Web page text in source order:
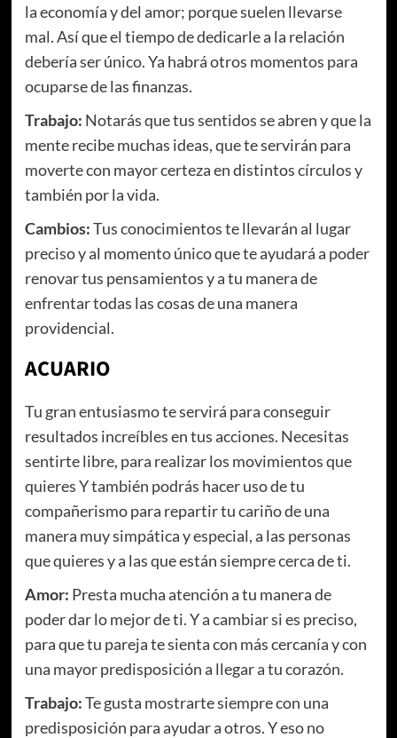
la economía y del amor; porque suelen llevarse
mal. Así que el tiempo de dedicarle a la relación
debería ser único. Ya habrá otros momentos para
ocuparse de las finanzas.
Trabajo: Notarás que tus sentidos se abren y que la
mente recibe muchas ideas, que te servirán para
moverte con mayor certeza en distintos círculos y
también por la vida.
Cambios:Tus conocimientos te llevarán al lugar
preciso y al momento único que te ayudará a poder
renovar tus pensamientos y a tu manera de
enfrentar todas las cosas de una manera
providencial.
ACUARIO
Tu gran entusiasmo te servirá para conseguir
resultados increíbles en tus acciones. Necesitas
sentirte libre, para realizar los movimientos que
quieres Y también podrás hacer uso de tu
compañerismo para repartir tu cariño de una
manera muy simpática y especial, a las personas
que quieres y a las que están siempre cerca de ti.
Amor: Presta mucha atención a tu manera de
poder dar lo mejor de ti. Y a cambiar si es preciso,
para que tu pareja te sienta con más cercanía y con
una mayor predisposición a llegar a tu corazón.
Trabajo:Te gusta mostrarte siempre con una
predisposición para ayudar a otros. Y eso no